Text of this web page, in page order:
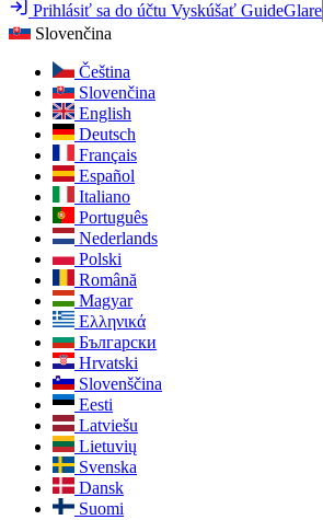
Prihlásiť sa do účtu Vyskúšať GuideGlare
Slovenčina
Čeština
Slovenčina
English
Deutsch
Français
Español
Italiano
Português
Nederlands
Polski
Română
Magyar
Ελληνικά
Български
Hrvatski
Slovenščina
Eesti
Latviešu
Lietuvių
Svenska
Dansk
Suomi